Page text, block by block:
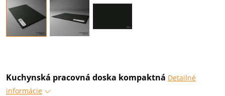
Kuchynská pracovná doska kompaktná Detailné
informácie